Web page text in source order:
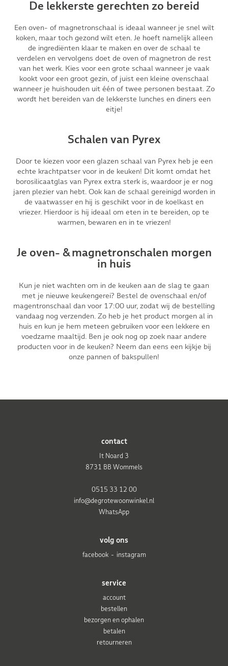
De lekkerste gerechten zo bereid
Een oven- of magnetronschaal is ideaal wanneer je snel wilt
koken, maar toch gezond wilt eten. Je hoeft namelijk alleen
de ingrediënten klaar te maken en over de schaal te
verdelen en vervolgens doet de oven of magnetron de rest
van het werk. Kies voor een grote schaal wanneer je vaak
kookt voor een groot gezin, of juist een kleine ovenschaal
wanneer je huishouden uit één of twee personen bestaat. Zo
wordt het bereiden van de lekkerste lunches en diners een
eitje!
Schalen van Pyrex
Door te kiezen voor een glazen schaal van Pyrex heb je een
echte krachtpatser voor in de keuken! Dit komt omdat het
borosilicaatglas van Pyrex extra sterk is, waardoor je er nog
jaren plezier van hebt. Ook kan de schaal gereinigd worden in
de vaatwasser en hij is geschikt voor in de koelkast en
vriezer. Hierdoor is hij ideaal om eten in te bereiden, op te
warmen, bewaren en in te vriezen!
Je oven- & magnetronschalen morgen
in huis
Kun je niet wachten om in de keuken aan de slag te gaan
met je nieuwe keukengerei? Bestel de ovenschaal en/of
magentronschaal dan voor 17:00 uur, zodat wij de bestelling
vandaag nog verzenden. Zo heb je het product morgen al in
huis en kun je hem meteen gebruiken voor een lekkere en
voedzame maaltijd. Ben je ook nog op zoek naar andere
producten voor in de keuken? Neem dan eens een kijkje bij
onze pannen of bakspullen!
service
account
bestellen
bezorgen en ophalen
betalen
retourneren
volg ons
facebook
instagram
contact
It Noard 3
8731 BB Wommels
0515 33 12 00
info@degrotewoonwinkel.nl
WhatsApp